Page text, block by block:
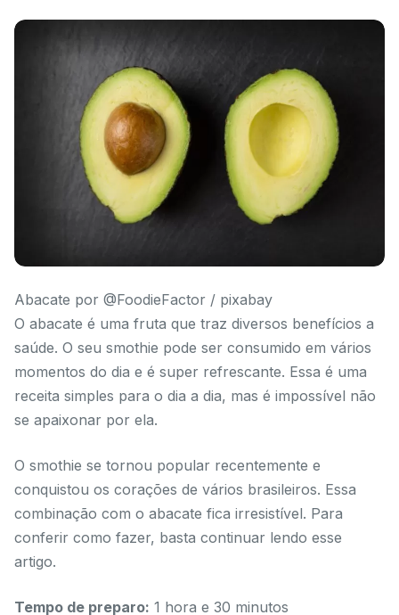
Abacate por @FoodieFactor / pixabay
O abacate é uma fruta que traz diversos benefícios a
saúde. O seu smothie pode ser consumido em vários
momentos do dia e é super refrescante. Essa é uma
receita simples para o dia a dia, mas é impossível não
se apaixonar por ela.
O smothie se tornou popular recentemente e
conquistou os corações de vários brasileiros. Essa
combinação com o abacate fica irresistível. Para
conferir como fazer, basta continuar lendo esse
artigo.
Tempo de preparo: 1 hora e 30 minutos